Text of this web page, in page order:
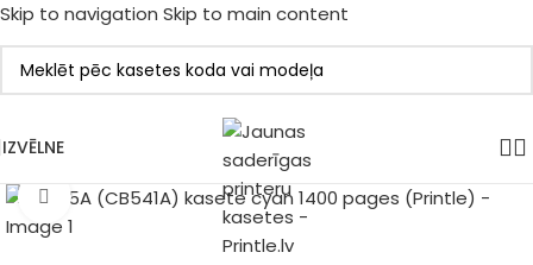
Skip to navigation Skip to main content
IZVĒLNE
Klikšķiniet, lai palielinātu